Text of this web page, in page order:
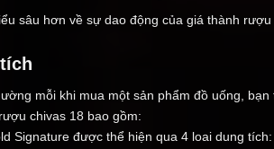
sâu hơn về sự dao động của giá thành
mỗi khi mua một sản phẩm đồ uống,
chivas 18 bao gồm:
Signature được thể hiện qua 4 loai dung